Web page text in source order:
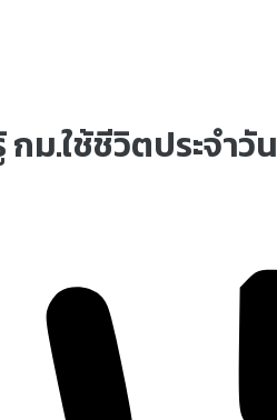
ม.ใช้ชีวิตประจำวัน